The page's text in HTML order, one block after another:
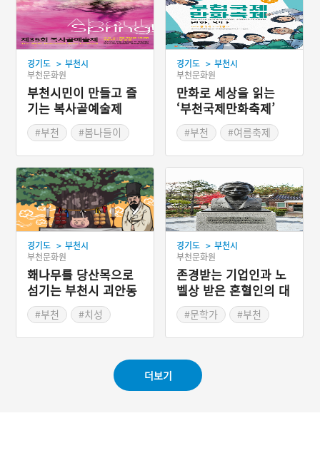
경기도 > 부천시
부천문화원
부천시민이 만들고 즐
기는 복사골예술제
#부천
#봄나들이
경기도 > 부천시
부천문화원
만화로 세상을 읽는
‘부천국제만화축제’
#부천
#여름축제
#경기도축제
경기도 > 부천시
부천문화원
홰나무를 당산목으로
섬기는 부천시 괴안동
#부천
#치성
경기도 > 부천시
부천문화원
존경받는 기업인과 노
벨상 받은 혼혈인의 대
모 – 부천 펄벅기념관
#문학가
#부천
더보기